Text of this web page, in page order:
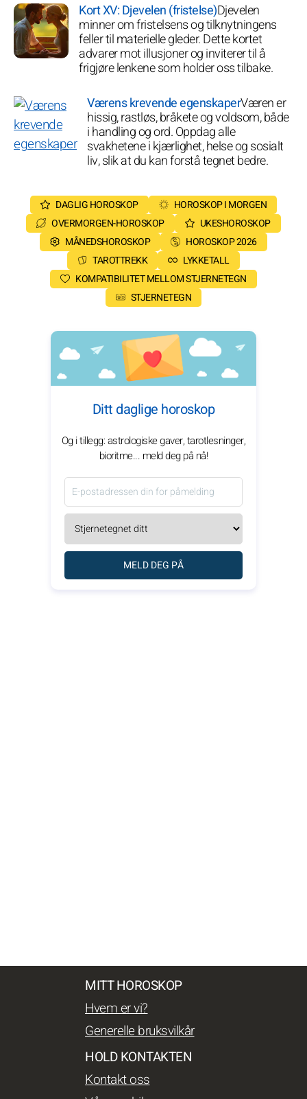
Kort XV: Djevelen (fristelse)Djevelen
minner om fristelsens og tilknytningens
feller til materielle gleder. Dette kortet
advarer mot illusjoner og inviterer til å
frigjøre lenkene som holder oss tilbake.
Værens krevende egenskaperVæren er
hissig, rastløs, bråkete og voldsom, både
i handling og ord. Oppdag alle
svakhetene i kjærlighet, helse og sosialt
liv, slik at du kan forstå tegnet bedre.
DAGLIG HOROSKOP
HOROSKOP I MORGEN
OVERMORGEN-HOROSKOP
UKESHOROSKOP
MÅNEDSHOROSKOP
HOROSKOP 2026
TAROTTREKK
LYKKETALL
KOMPATIBILITET MELLOM STJERNETEGN
STJERNETEGN
Ditt daglige horoskop
Og i tillegg: astrologiske gaver, tarotlesninger,
bioritme... meld deg på nå!
MELD DEG PÅ
MITT HOROSKOP
Hvem er vi?
Generelle bruksvilkår
HOLD KONTAKTEN
Kontakt oss